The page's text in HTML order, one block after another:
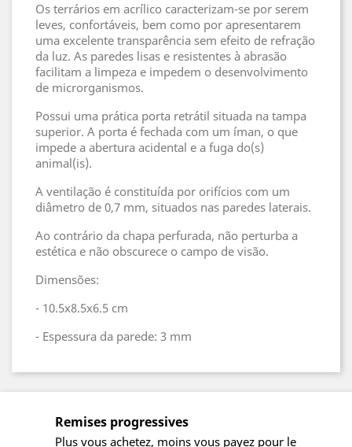
Os terrários em acrílico caracterizam-se por serem
leves, confortáveis, bem como por apresentarem
uma excelente transparência sem efeito de refração
da luz. As paredes lisas e resistentes à abrasão
facilitam a limpeza e impedem o desenvolvimento
de microrganismos.
Possui uma prática porta retrátil situada na tampa
superior. A porta é fechada com um íman, o que
impede a abertura acidental e a fuga do(s)
animal(is).
A ventilação é constituída por orifícios com um
diâmetro de 0,7 mm, situados nas paredes laterais.
Ao contrário da chapa perfurada, não perturba a
estética e não obscurece o campo de visão.
Dimensões:
- 10.5x8.5x6.5 cm
- Espessura da parede: 3 mm
Remises progressives
Plus vous achetez, moins vous payez pour le